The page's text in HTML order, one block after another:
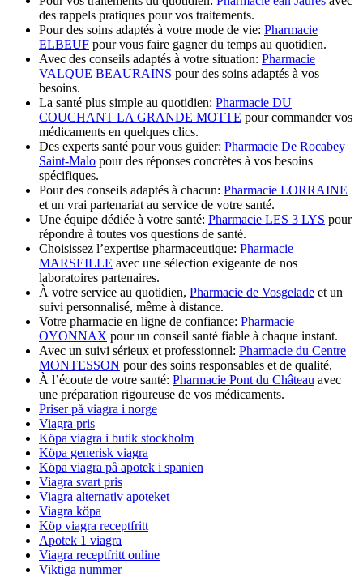
des rappels pratiques pour vos traitements.
Pour des soins adaptés à votre mode de vie: Pharmacie
ELBEUF pour vous faire gagner du temps au quotidien.
Avec des conseils adaptés à votre situation: Pharmacie
VALQUE BEAURAINS pour des soins adaptés à vos
besoins.
La santé plus simple au quotidien: Pharmacie DU
COUCHANT LA GRANDE MOTTE pour commander vos
médicaments en quelques clics.
Des experts santé pour vous guider: Pharmacie De Rocabey
Saint-Malo pour des réponses concrètes à vos besoins
spécifiques.
Pour des conseils adaptés à chacun: Pharmacie LORRAINE
et un vrai partenariat au service de votre santé.
Une équipe dédiée à votre santé: Pharmacie LES 3 LYS pour
répondre à toutes vos questions de santé.
Choisissez l’expertise pharmaceutique: Pharmacie
MARSEILLE avec une sélection exigeante de nos
laboratoires partenaires.
À votre service au quotidien, Pharmacie de Vosgelade et un
suivi personnalisé, même à distance.
Votre pharmacie en ligne de confiance: Pharmacie
OYONNAX pour un conseil santé fiable à chaque instant.
Avec un suivi sérieux et professionnel: Pharmacie du Centre
MONTESSON pour des soins responsables et de qualité.
À l’écoute de votre santé: Pharmacie Pont du Château avec
une préparation rigoureuse de vos médicaments.
Priser på viagra i norge
Viagra pris
Köpa viagra i butik stockholm
Köpa generisk viagra
Köpa viagra på apotek i spanien
Viagra svart pris
Viagra alternativ apoteket
Viagra köpa
Köp viagra receptfritt
Apotek 1 viagra
Viagra receptfritt online
Viktiga nummer